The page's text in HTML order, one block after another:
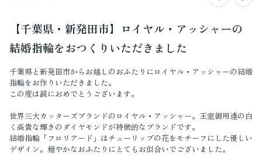
【千葉県・新発田市】ロイヤル・アッシャーの
結婚指輪をおつくりいただきました
千葉県と新発田市からお越しのおふたりにロイヤル・アッシャーの結婚
指輪をお作りいただきました。
この度は誠におめでとうございます。
世界三大カッターズブランドのロイヤル・アッシャー。王室御用達の白
く高貴な輝きのダイヤモンドが特徴的なブランドです。
結婚指輪「フロリアード」はチューリップの花をモチーフにした優しい
デザイン。穏やかなおふたりにとてもお似合いでございました。